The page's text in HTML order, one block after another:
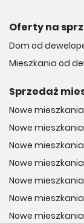
Oferty na
Dom od
Mieszkania od
Sprzedaż
Nowe
Nowe
Nowe
Nowe
Nowe
Nowe
Nowe